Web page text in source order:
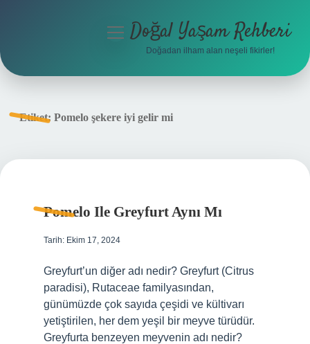
menüyüDoğal Yaşam Rehberi
Doğadan ilham alan neşeli fikirler!
Etiket: Pomelo şekere iyi gelir mi
Pomelo Ile Greyfurt Aynı Mı
Tarih: Ekim 17, 2024
Greyfurt’un diğer adı nedir? Greyfurt (Citrus
paradisi), Rutaceae familyasından,
günümüzde çok sayıda çeşidi ve kültivarı
yetiştirilen, her dem yeşil bir meyve türüdür.
Greyfurta benzeyen meyvenin adı nedir?